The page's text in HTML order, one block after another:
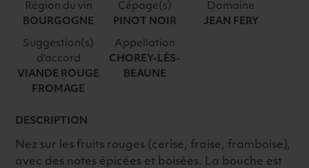
LES-
BEAUNE
JEAN
FERY
BIO
Région du vin
BOURGOGNE
Cépage(s)
PINOT NOIR
Domaine
JEAN FERY
Suggestion(s)
d'accord
VIANDE ROUGE
FROMAGE
Appellation
CHOREY-LÈS-
BEAUNE
DESCRIPTION
Nez sur les fruits rouges (cerise, fraise, framboise),
avec des notes épicées et boisées. La bouche est